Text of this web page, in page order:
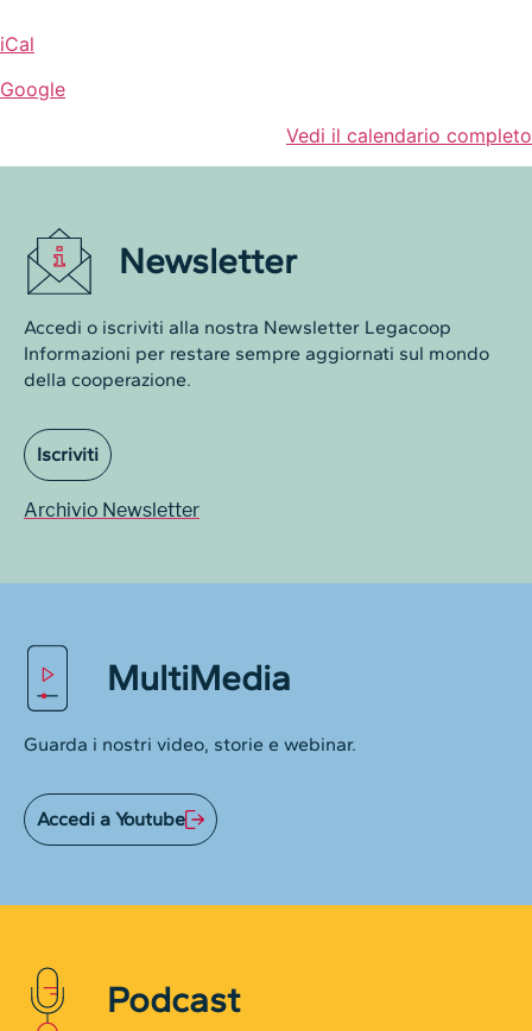
iCal
Google
Vedi il calendario completo
Newsletter
Accedi o iscriviti alla nostra Newsletter Legacoop
Informazioni per restare sempre aggiornati sul mondo
della cooperazione.
Iscriviti
Archivio Newsletter
MultiMedia
Guarda i nostri video, storie e webinar.
Accedi a Youtube
Podcast